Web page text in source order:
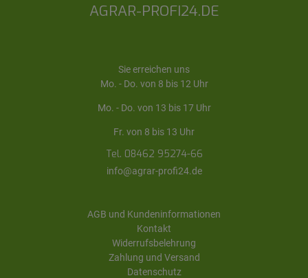
AGRAR-PROFI24.DE
Sie erreichen uns
Mo. - Do. von 8 bis 12 Uhr
Mo. - Do. von 13 bis 17 Uhr
Fr. von 8 bis 13 Uhr
Tel. 08462 95274-66
info@agrar-profi24.de
AGB und Kundeninformationen
Kontakt
Widerrufsbelehrung
Zahlung und Versand
Datenschutz